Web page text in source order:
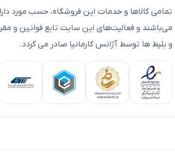
تمامی كالاها و خدمات اين فروشگاه، حسب مورد
می‌باشند و فعاليت‌های اين سايت تابع قوانين و
و بلیط ها توسط آژانس کارمانیا صادر می گردد.